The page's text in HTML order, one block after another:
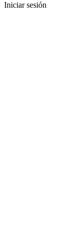
Iniciar sesión